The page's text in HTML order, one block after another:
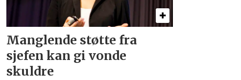
Manglende støtte fra
sjefen kan gi vonde
skuldre